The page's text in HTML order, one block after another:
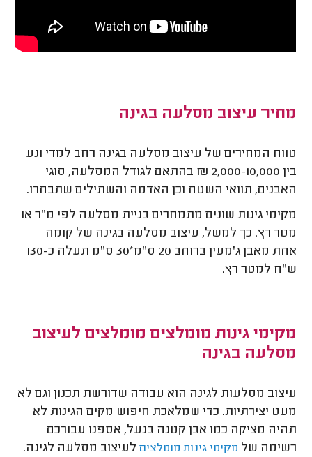
מחיר עיצוב מסלעה בגינה
טווח המחירים של עיצוב מסלעה בגינה רחב למדי ונע
בין 2,000-10,000 ₪ בהתאם לגודל המסלעה, סוגי
האבנים, תוואי השטח וכן האדמה והשתילים שתבחרו.
מקימי גינות שונים מתמחרים בניית מסלעה לפי מ"ר או
מטר רץ. כך למשל, עיצוב מסלעה בגינה של קומה
אחת מאבן ג'מעין ברוחב 20 ס"מ*30 ס"מ תעלה כ-130
ש"ח למטר רץ.
מקימי גינות מומלצים מומלצים לעיצוב
מסלעה בגינה
עיצוב מסלעות לגינה הוא עבודה שדורשת תכנון וגם לא
מעט יצירתיות. כדי שמלאכת חיפוש מקים הגינות לא
תהיה מציקה כמו אבן קטנה בנעל, אספנו עבורכם
רשימה של מקימי גינות מומלצים לעיצוב מסלעה לגינה.